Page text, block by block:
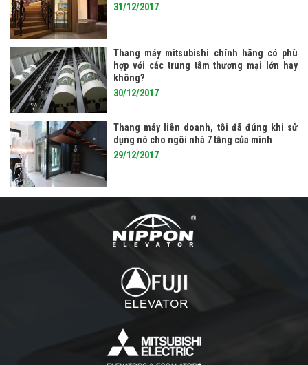
31/12/2017
Thang máy mitsubishi chính hãng có phù
hợp với các trung tâm thương mại lớn hay
không?
30/12/2017
Thang máy liên doanh, tôi đã đúng khi sử
dụng nó cho ngôi nhà 7 tầng của mình
29/12/2017